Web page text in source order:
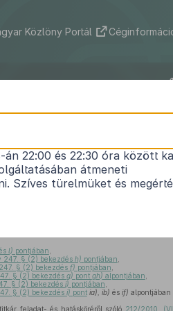
Közlöny Portál
NEFMI rendelet
az
módosításáról és
1
l) pontjában
247. § (2) bekezdés h) pontjában
§ (2) bekezdés f) pontjában
§ (2) bekezdés g) pont gh) alpontjában
§ (2) bekezdés j) pontjában
§ (2) bekezdés i) pont ia), ib) és if) alpontjában
feladat- és hatásköréről szóló 212/2010.
22:00 és 22:30 óra között
átmeneti
Szíves türelmüket és